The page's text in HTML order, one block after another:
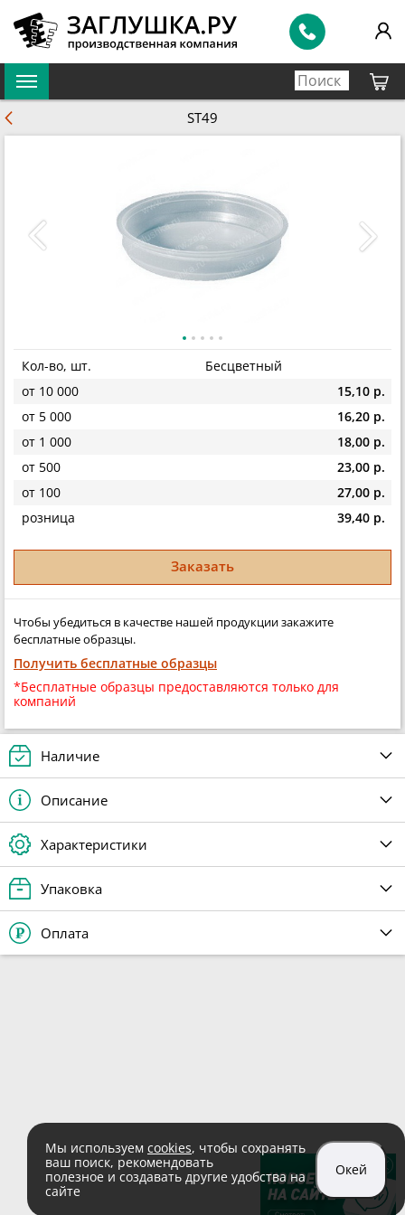
ST49
Кол-во, шт.
Бесцветный
от 10 000
15,10 р.
от 5 000
16,20 р.
от 1 000
18,00 р.
от 500
23,00 р.
от 100
27,00 р.
розница
39,40 р.
Заказать
Чтобы убедиться в качестве нашей продукции закажите
бесплатные образцы.
Получить бесплатные образцы
*Бесплатные образцы предоставляются только для
компаний
Наличие
Описание
Характеристики
Упаковка
Оплата
Мы используем cookies, чтобы сохранять
ваш поиск, рекомендовать
полезное и создавать другие удобства на
сайте
Окей